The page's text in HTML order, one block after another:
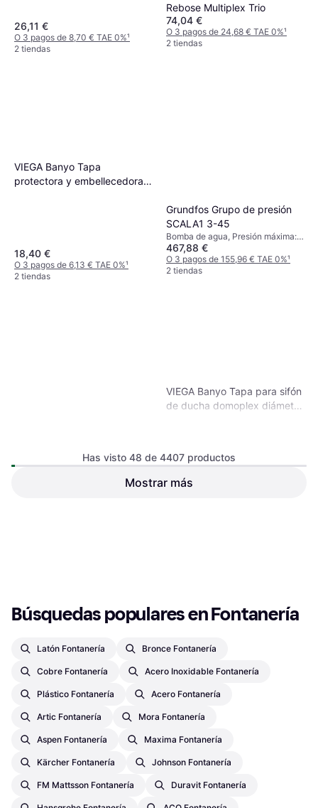
26,11 €
O 3 pagos de 8,70 € TAE 0%¹
2 tiendas
Rebose Multiplex Trio
74,04 €
O 3 pagos de 24,68 € TAE 0%¹
2 tiendas
VIEGA Banyo Tapa
protectora y embellecedora
18,40 €
O 3 pagos de 6,13 € TAE 0%¹
2 tiendas
Grundfos Grupo de presión
SCALA1 3-45
Bomba de agua, Presión máxima: 8
bar
467,88 €
O 3 pagos de 155,96 € TAE 0%¹
2 tiendas
VIEGA Banyo Tapa para sifón
de ducha domoplex diámetro
Has visto 48 de 4407 productos
Mostrar más
Búsquedas populares en Fontanería
Latón Fontanería Bronce Fontanería
Cobre Fontanería Acero Inoxidable Fontanería
Plástico Fontanería Acero Fontanería
Artic Fontanería Mora Fontanería
Aspen Fontanería Maxima Fontanería
Kärcher Fontanería Johnson Fontanería
FM Mattsson Fontanería Duravit Fontanería